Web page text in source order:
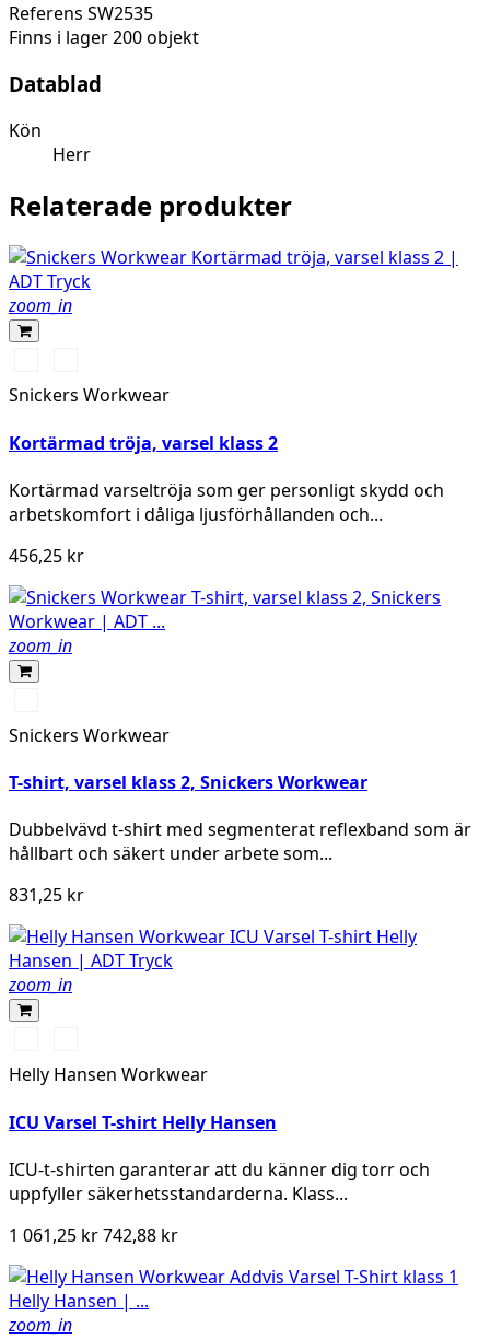
Referens SW2535
Finns i lager200 objekt
Datablad
Kön
Herr
Relaterade produkter
zoom_in
vis
orangeyellow
Snickers Workwear
Kortärmad tröja, varsel klass 2
Kortärmad varseltröja som ger personligt skydd och
arbetskomfort i dåliga ljusförhållanden och...
456,25 kr
zoom_in
vis
yellow
Snickers Workwear
T-shirt, varsel klass 2, Snickers Workwear
Dubbelvävd t-shirt med segmenterat reflexband som är
hållbart och säkert under arbete som...
831,25 kr
zoom_in
YELLOW/EBONY
ORANGE/EBONY
Helly Hansen Workwear
ICU Varsel T-shirt Helly Hansen
ICU-t-shirten garanterar att du känner dig torr och
uppfyller säkerhetsstandarderna. Klass...
1 061,25 kr742,88 kr
zoom_in